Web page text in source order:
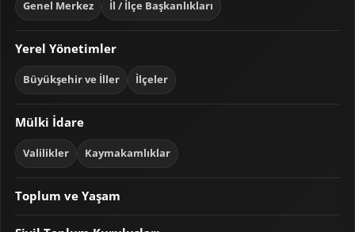
Genel Merkez İl / İlçe Başkanlıkları
Yerel Yönetimler
Büyükşehir ve İller İlçeler
Mülki İdare
Valilikler Kaymakamlıklar
Toplum ve Yaşam